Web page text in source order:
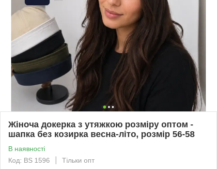
Жіноча докерка з утяжкою розміру оптом -
шапка без козирка весна-літо, розмір 56-58
В наявності
Код: BS 1596
Тільки опт